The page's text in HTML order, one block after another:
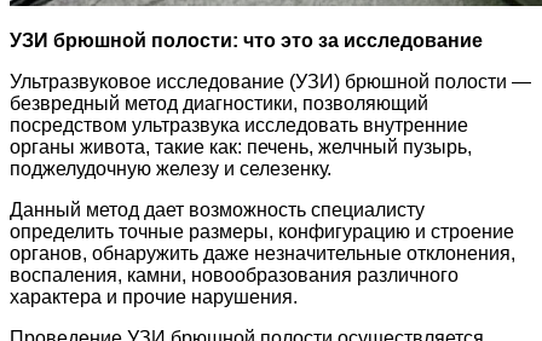
УЗИ брюшной полости: что это за исследование
Ультразвуковое исследование (УЗИ) брюшной полости —
безвредный метод диагностики, позволяющий
посредством ультразвука исследовать внутренние
органы живота, такие как: печень, желчный пузырь,
поджелудочную железу и селезенку.
Данный метод дает возможность специалисту
определить точные размеры, конфигурацию и строение
органов, обнаружить даже незначительные отклонения,
воспаления, камни, новообразования различного
характера и прочие нарушения.